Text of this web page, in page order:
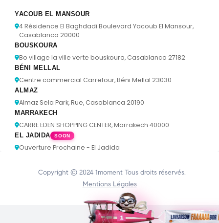
YACOUB EL MANSOUR
4 Résidence El Baghdadi Boulevard Yacoub El Mansour,
Casablanca 20000
BOUSKOURA
Bo village la ville verte bouskoura, Casablanca 27182
BÉNI MELLAL
Centre commercial Carrefour, Béni Mellal 23030
ALMAZ
Almaz Sela Park, Rue, Casablanca 20190
MARRAKECH
CARRE EDEN SHOPPING CENTER, Marrakech 40000
EL JADIDA SOON
Ouverture Prochaine - El Jadida
Copyright © 2024 1moment Tous droits réservés.
Mentions Légales